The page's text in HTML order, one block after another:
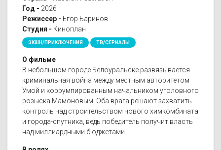
Год - 2026
Режиссер - Егор Баринов
Студия - Киноплан
ЭКШН/ПРИКЛЮЧЕНИЯ ТВ/СЕРИАЛЫ
О фильме
В небольшом городе Белоуральске развязывается
криминальная война между местным авторитетом
Умой и коррумпированным начальником уголовного
розыска Мамоновым. Оба врага решают захватить
контроль над строительством нового химкомбината
и города-спутника, ведь победитель получит власть
над миллиардными бюджетами.